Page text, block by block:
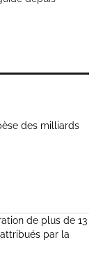
des milliards
de plus de 13
par la